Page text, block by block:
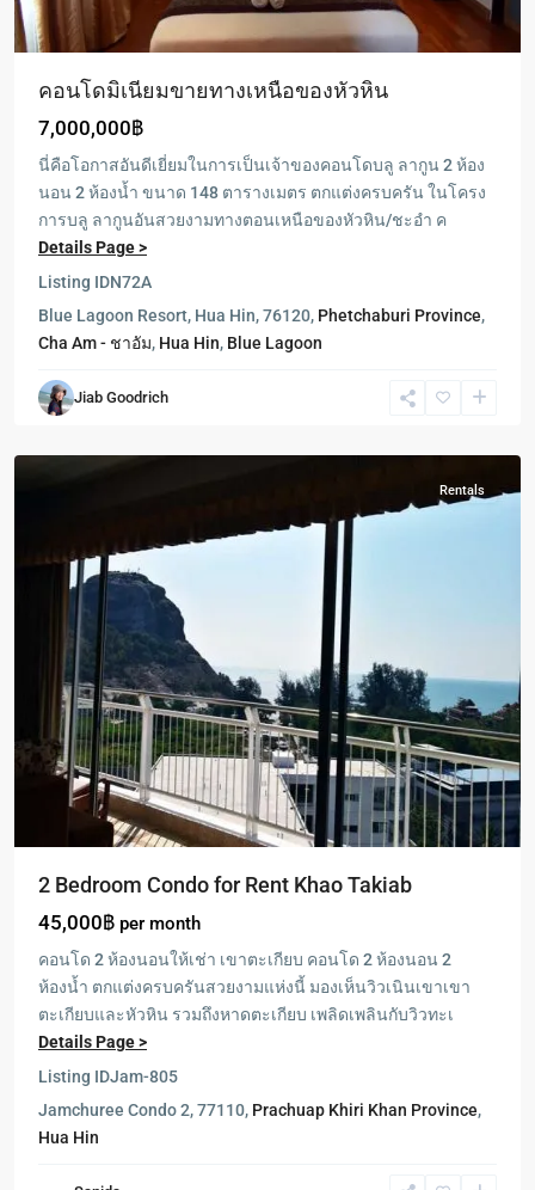
คอนโดมิเนียมขายทางเหนือของหัวหิน
7,000,000฿
นี่คือโอกาสอันดีเยี่ยมในการเป็นเจ้าของคอนโดบลู ลากูน 2 ห้อง
นอน 2 ห้องน้ำ ขนาด 148 ตารางเมตร ตกแต่งครบครัน ในโครง
การบลู ลากูนอันสวยงามทางตอนเหนือของหัวหิน/ชะอำ ค
Details Page >
Listing IDN72A
Blue Lagoon Resort, Hua Hin, 76120, Phetchaburi Province,
Cha Am - ชาอัม, Hua Hin, Blue Lagoon
Jiab Goodrich
Hua
Rentals
2 Bedroom Condo for Rent Khao Takiab
45,000฿ per month
คอนโด 2 ห้องนอนให้เช่า เขาตะเกียบ คอนโด 2 ห้องนอน 2
ห้องน้ำ ตกแต่งครบครันสวยงามแห่งนี้ มองเห็นวิวเนินเขาเขา
ตะเกียบและหัวหิน รวมถึงหาดตะเกียบ เพลิดเพลินกับวิวทะเ
Details Page >
Listing IDJam-805
Jamchuree Condo 2, 77110, Prachuap Khiri Khan Province,
Hua Hin